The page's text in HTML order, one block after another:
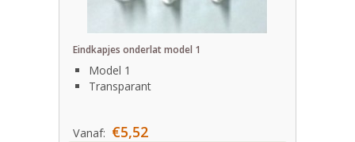
Eindkapjes onderlat model 1
Model 1
Transparant
Vanaf: €5,52